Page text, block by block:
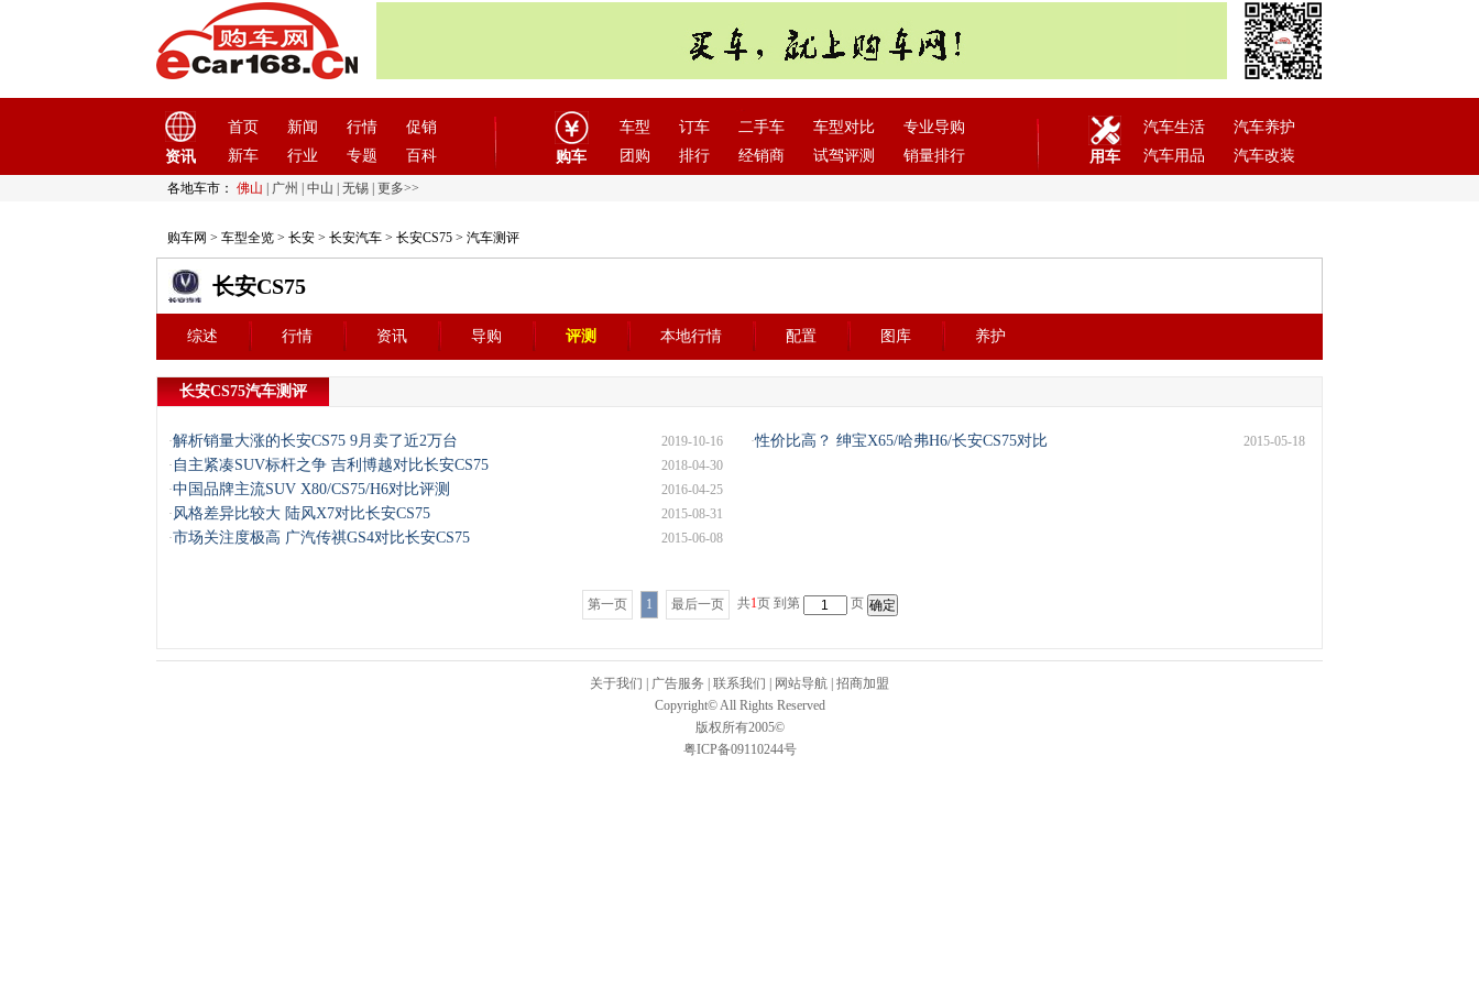
资讯
首页 新闻 行情
促销
新车
行业 专题 百科 购车
车型 订车 二手车 车型对比
专业导购
团购
排行 经销商 试驾评测 销量排行 用车
汽车生活
汽车养护
汽车用品
汽车改装
各地车市： 佛山 广州 中山 无锡 更多>>
购车网 > 车型全览 > 长安 > 长安汽车 > 长安CS75 > 汽车测评
长安CS75
综述 行情 资讯 导购 评测 本地行情 配置 图库 养护
长安CS75汽车测评
·解析销量大涨的长安CS75 9月卖了近2万台
2019-10-16
· 自主紧凑SUV标杆之争 吉利博越对比长安CS75
2018-04-30
·中国品牌主流SUV X80/CS75/H6对比评测
2016-04-25
·风格差异比较大 陆风X7对比长安CS75
2015-08-31
·市场关注度极高 广汽传祺GS4对比长安CS75 2015-06-08
·性价比高？ 绅宝X65/哈弗H6/长安CS75对比 2015-05-18
第一页 1 最后一页 共1页 到第 页
关于我们 广告服务 联系我们 网站导航 招商加盟
Copyright© All Rights Reserved
版权所有2005©
粤ICP备09110244号